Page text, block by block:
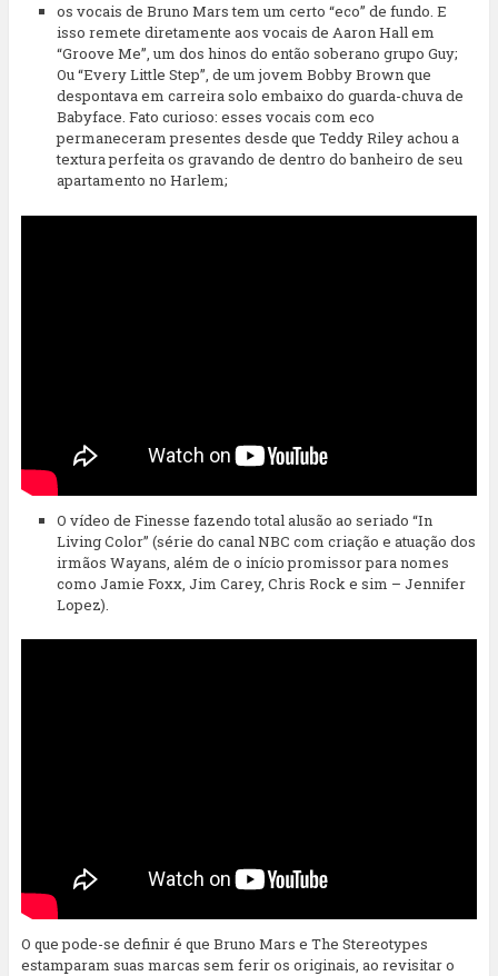
os vocais de Bruno Mars tem um certo “eco” de fundo. E
isso remete diretamente aos vocais de Aaron Hall em
“Groove Me”, um dos hinos do então soberano grupo Guy;
Ou “Every Little Step”, de um jovem Bobby Brown que
despontava em carreira solo embaixo do guarda-chuva de
Babyface. Fato curioso: esses vocais com eco
permaneceram presentes desde que Teddy Riley achou a
textura perfeita os gravando de dentro do banheiro de seu
apartamento no Harlem;
O vídeo de Finesse fazendo total alusão ao seriado “In
Living Color” (série do canal NBC com criação e atuação dos
irmãos Wayans, além de o início promissor para nomes
como Jamie Foxx, Jim Carey, Chris Rock e sim – Jennifer
Lopez).
O que pode-se definir é que Bruno Mars e The Stereotypes
estamparam suas marcas sem ferir os originais, ao revisitar o